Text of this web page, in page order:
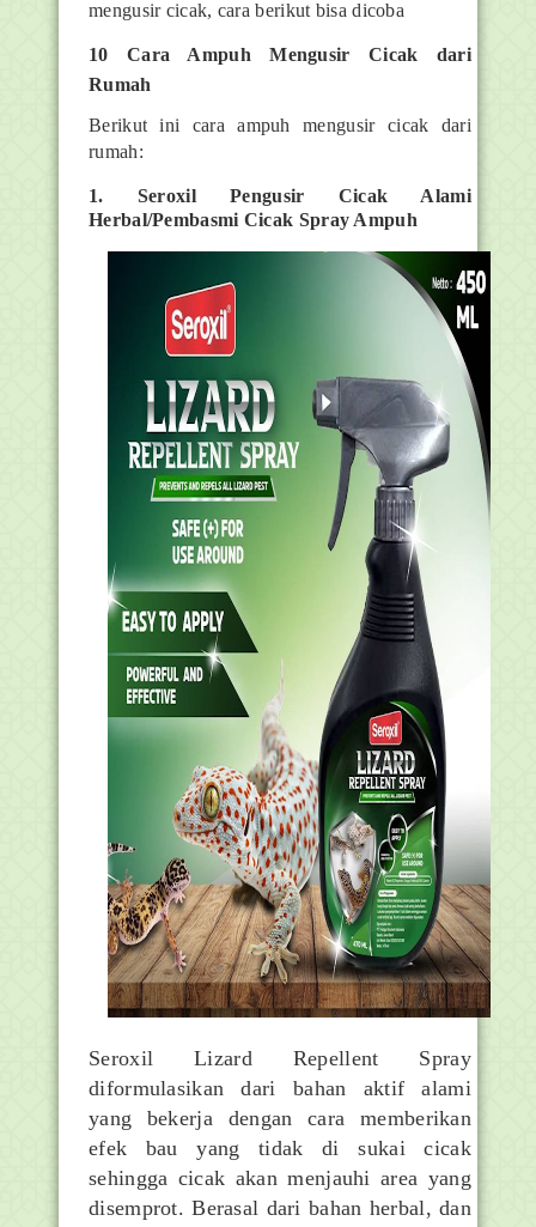
mengusir cicak, cara berikut bisa dicoba
10 Cara Ampuh Mengusir Cicak dari
Rumah
Berikut ini cara ampuh mengusir cicak dari
rumah:
1. Seroxil Pengusir Cicak Alami
Herbal/Pembasmi Cicak Spray Ampuh
Seroxil Lizard Repellent Spray
diformulasikan dari bahan aktif alami
yang bekerja dengan cara memberikan
efek bau yang tidak di sukai cicak
sehingga cicak akan menjauhi area yang
disemprot. Berasal dari bahan herbal, dan